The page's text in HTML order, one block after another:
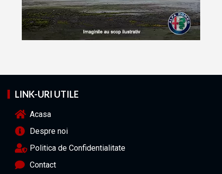
LINK-URI UTILE
Acasa
Despre noi
Politica de Confidentialitate
Contact